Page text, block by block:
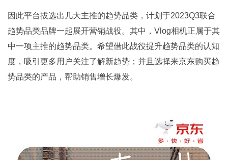
因此平台拔选出几大主推的趋势品类，计划于2023Q3联合
趋势品类品牌一起展开营销战役。其中，Vlog相机正属于其
中一项主推的趋势品类。希望借此战役提升趋势品类的认知
度，吸引更多用户关注了解新趋势；并且选择来京东购买趋
势品类的产品，帮助销售增长爆发。